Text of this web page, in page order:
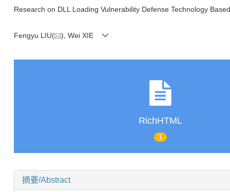
Research on DLL Loading Vulnerability Defense Technology
Fengyu LIU( ), Wei XIE
RichHTML
1
摘要/Abstract